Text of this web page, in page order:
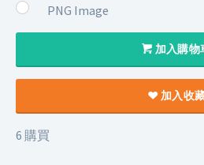
PNG Image
加入購物
加入收
6 購買